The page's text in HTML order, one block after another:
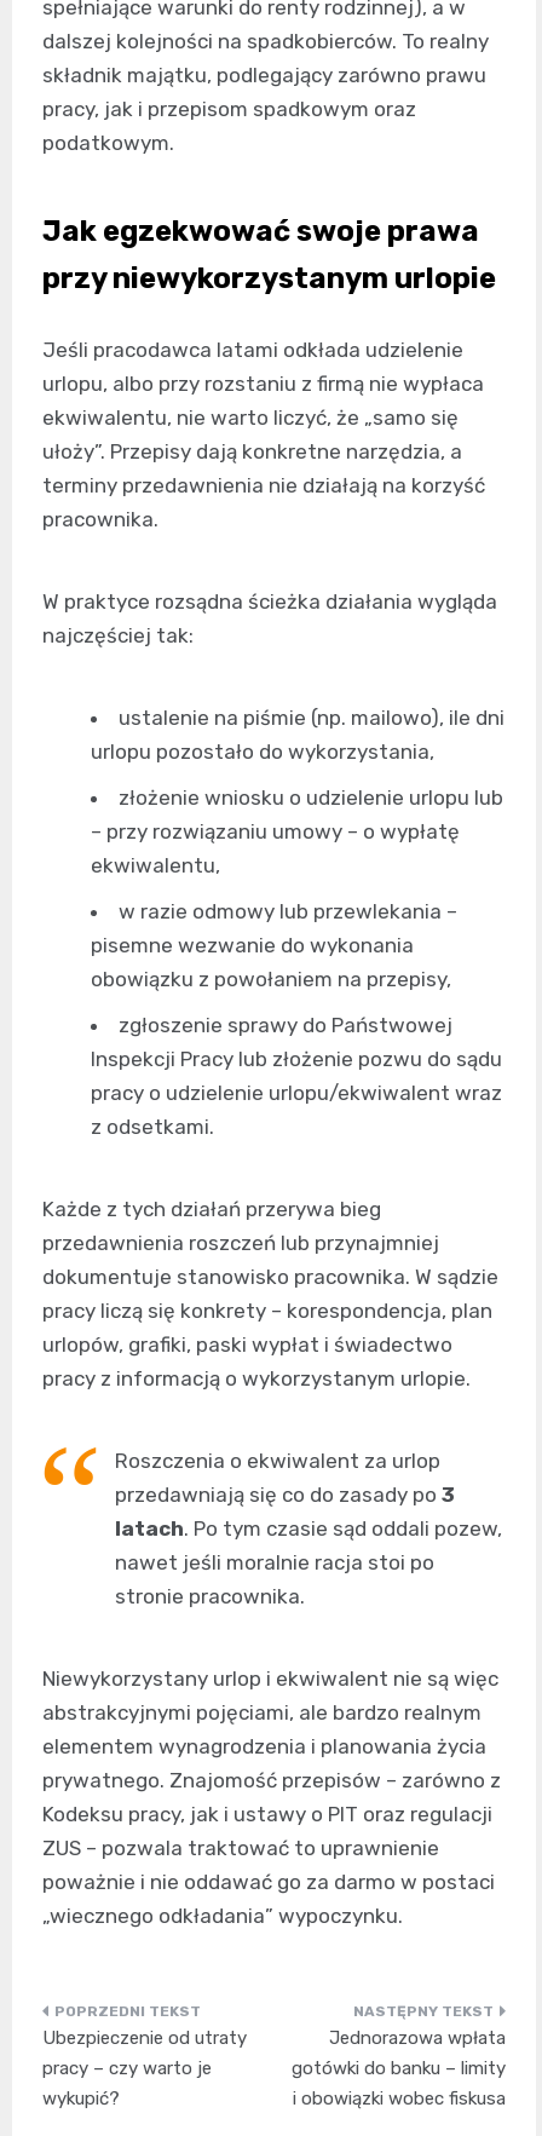
spełniające warunki do renty rodzinnej), a w
dalszej kolejności na spadkobierców. To realny
składnik majątku, podlegający zarówno prawu
pracy, jak i przepisom spadkowym oraz
podatkowym.
Jak egzekwować swoje prawa
przy niewykorzystanym urlopie
Jeśli pracodawca latami odkłada udzielenie
urlopu, albo przy rozstaniu z firmą nie wypłaca
ekwiwalentu, nie warto liczyć, że „samo się
ułoży”. Przepisy dają konkretne narzędzia, a
terminy przedawnienia nie działają na korzyść
pracownika.
W praktyce rozsądna ścieżka działania wygląda
najczęściej tak:
ustalenie na piśmie (np. mailowo), ile dni
urlopu pozostało do wykorzystania,
złożenie wniosku o udzielenie urlopu lub
– przy rozwiązaniu umowy – o wypłatę
ekwiwalentu,
w razie odmowy lub przewlekania –
pisemne wezwanie do wykonania
obowiązku z powołaniem na przepisy,
zgłoszenie sprawy do Państwowej
Inspekcji Pracy lub złożenie pozwu do sądu
pracy o udzielenie urlopu/ekwiwalent wraz
z odsetkami.
Każde z tych działań przerywa bieg
przedawnienia roszczeń lub przynajmniej
dokumentuje stanowisko pracownika. W sądzie
pracy liczą się konkrety – korespondencja, plan
urlopów, grafiki, paski wypłat i świadectwo
pracy z informacją o wykorzystanym urlopie.
Roszczenia o ekwiwalent za urlop
przedawniają się co do zasady po 3
latach. Po tym czasie sąd oddali pozew,
nawet jeśli moralnie racja stoi po
stronie pracownika.
Niewykorzystany urlop i ekwiwalent nie są więc
abstrakcyjnymi pojęciami, ale bardzo realnym
elementem wynagrodzenia i planowania życia
prywatnego. Znajomość przepisów – zarówno z
Kodeksu pracy, jak i ustawy o PIT oraz regulacji
ZUS – pozwala traktować to uprawnienie
poważnie i nie oddawać go za darmo w postaci
„wiecznego odkładania” wypoczynku.
Nawigacja
wpisu
Ubezpieczenie od utraty
pracy – czy warto je
wykupić?
Jednorazowa wpłata
gotówki do banku – limity
i obowiązki wobec fiskusa